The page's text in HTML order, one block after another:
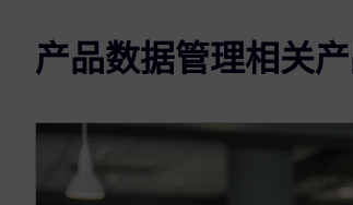
产品数据管理相关